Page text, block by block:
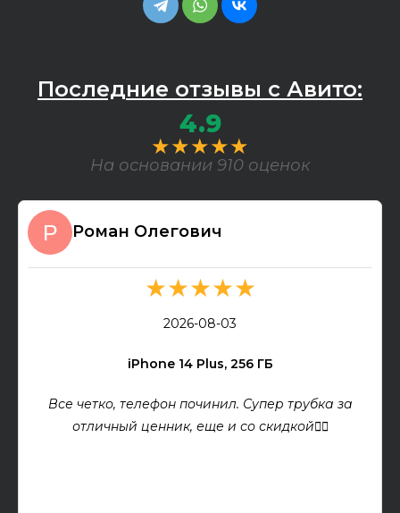
Последние отзывы с Авито:
4.9
★★★★★
На основании 910 оценок
Роман Олегович
★★★★★
2026-08-03
iPhone 14 Plus, 256 ГБ
Все четко, телефон починил. Супер трубка за
отличный ценник, еще и со скидкой👍🏻